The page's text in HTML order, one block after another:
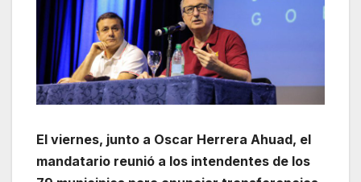
El viernes, junto a Oscar Herrera Ahuad, el
mandatario reunió a los intendentes de los